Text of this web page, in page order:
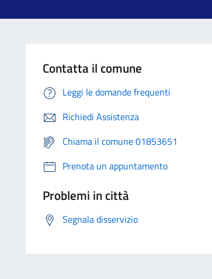
Contatta il comune
Leggi le domande frequenti
Richiedi Assistenza
Chiama il comune 01853651
Prenota un appuntamento
Problemi in città
Segnala disservizio